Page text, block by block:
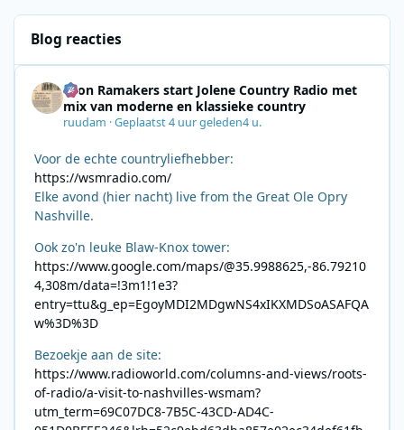
Blog reacties
Leon Ramakers start Jolene Country Radio met
mix van moderne en klassieke country
ruudam ·Geplaatst4 uur geleden4 u.
Voor de echte countryliefhebber:
https://wsmradio.com/
Elke avond (hier nacht) live from the Great Ole Opry
Nashville.
Ook zo'n leuke Blaw-Knox tower:
https://www.google.com/maps/@35.9988625,-86.79210
4,308m/data=!3m1!1e3?
entry=ttu&g_ep=EgoyMDI2MDgwNS4xIKXMDSoASAFQA
w%3D%3D
Bezoekje aan de site:
https://www.radioworld.com/columns-and-views/roots-
of-radio/a-visit-to-nashvilles-wsmam?
utm_term=69C07DC8-7B5C-43CD-AD4C-